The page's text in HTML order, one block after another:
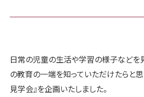
日常の児童の生活や学習の様子などを
の教育の一端を知っていただけたらと
見学会』を企画いたしました。